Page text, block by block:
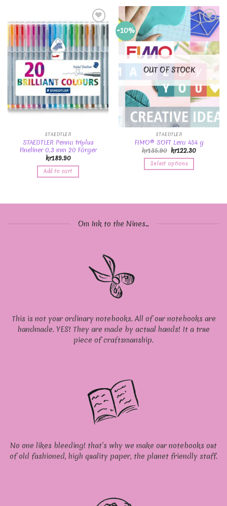
Add to
Wishlist
STAEDTLER
STAEDTLER Penna triplus
Fineliner 0,3 mm 20 Färger
kr189.90
Add to cart
-10%
Add to
Wishlist
OUT OF STOCK
STAEDTLER
FIMO® SOFT Lera 454 g
kr135.90 kr122.30
Select options
Om Ink to the Nines...
This is not your ordinary notebooks. All of our notebooks are
handmade. YES! They are made by actual hands! It a true
piece of craftsmanship.
No one likes bleeding! that’s why we make our notebooks out
of old fashioned, high quality paper, the planet friendly staff.